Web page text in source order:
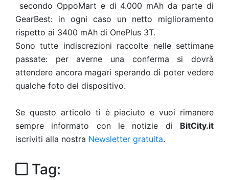
secondo OppoMart e di 4.000 mAh da parte di
GearBest: in ogni caso un netto miglioramento
rispetto ai 3400 mAh di OnePlus 3T.
Sono tutte indiscrezioni raccolte nelle settimane
passate: per averne una conferma si dovrà
attendere ancora magari sperando di poter vedere
qualche foto del dispositivo.
Se questo articolo ti è piaciuto e vuoi rimanere
sempre informato con le notizie di BitCity.it
iscriviti alla nostra Newsletter gratuita.
Tag: